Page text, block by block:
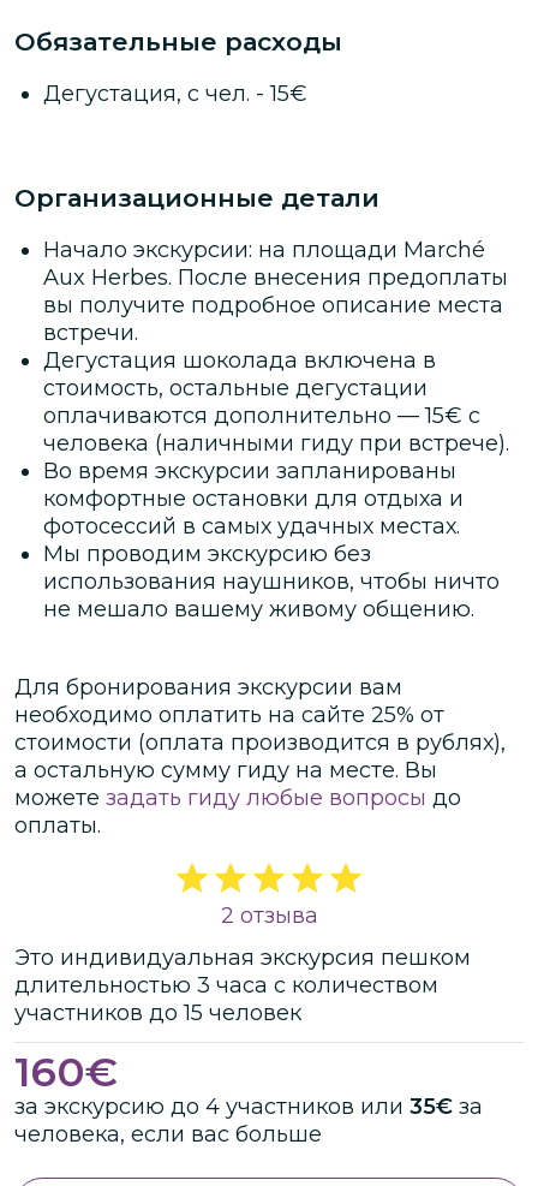
Писающая девочка, Дома гильдий,
классической бельгийской кухней.
Обязательные расходы
Дегустация, с чел. -15€
Организационные детали
Начало экскурсии: на площади Marché
Aux Herbes. После внесения предоплаты
вы получите подробное описание места
встречи.
Дегустация шоколада включена в
стоимость, остальные дегустации
оплачиваются дополнительно — 15€ с
человека (наличными гиду при встрече).
Во время экскурсии запланированы
комфортные остановки для отдыха и
фотосессий в самых удачных местах.
Мы проводим экскурсию без
использования наушников, чтобы ничто
не мешало вашему живому общению.
Для бронирования экскурсии вам
необходимо оплатить на сайте 25% от
стоимости (оплата производится в рублях),
а остальную сумму гиду на месте. Вы
можете задать гиду любые вопросы до
оплаты.
2 отзыва
Это индивидуальная экскурсия пешком
длительностью 3 часа с количеством
участников до 15 человек
160€
за экскурсию до 4 участников или 35€ за
человека, если вас больше